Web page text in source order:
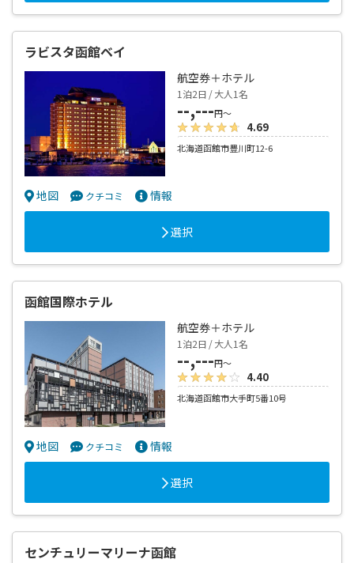
ラビスタ函館ベイ
航空券＋ホテル
1泊2日 / 大人1名
--,---円～
4.69
北海道函館市豊川町12-6
地図 クチコミ 情報
選択
函館国際ホテル
航空券＋ホテル
1泊2日 / 大人1名
--,---円～
4.40
北海道函館市大手町5番10号
地図 クチコミ 情報
選択
センチュリーマリーナ函館